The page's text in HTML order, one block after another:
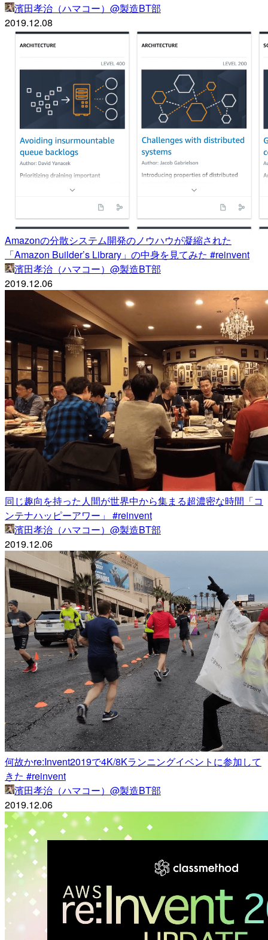
濱田孝治（ハマコー）@製造BT部
2019.12.08
Amazonの分散システム開発のノウハウが凝縮された
「Amazon Builder’s Library」の中身を見てみた #reinvent
濱田孝治（ハマコー）@製造BT部
2019.12.06
同じ趣向を持った人間が世界中から集まる超濃密な時間「コ
ンテナハッピーアワー」 #reinvent
濱田孝治（ハマコー）@製造BT部
2019.12.06
何故かre:Invent2019で4K/8Kランニングイベントに参加して
きた #reinvent
濱田孝治（ハマコー）@製造BT部
2019.12.06